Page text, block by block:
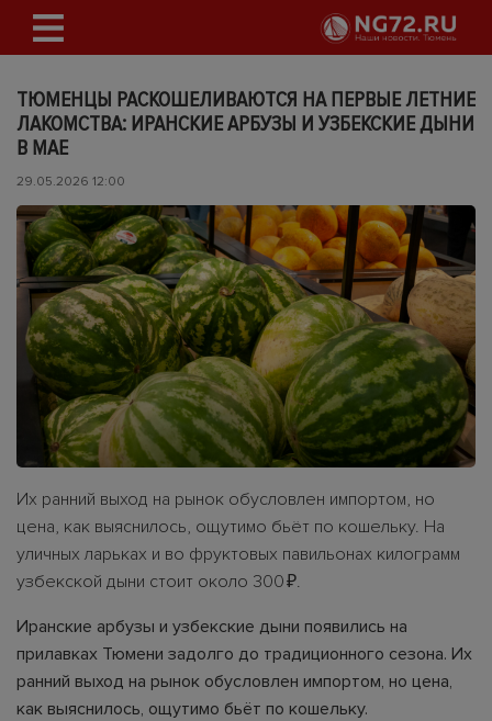
ТЮМЕНЦЫ РАСКОШЕЛИВАЮТСЯ НА ПЕРВЫЕ ЛЕТНИЕ
ЛАКОМСТВА: ИРАНСКИЕ АРБУЗЫ И УЗБЕКСКИЕ ДЫНИ
В МАЕ
29.05.2026 12:00
Их ранний выход на рынок обусловлен импортом, но
цена, как выяснилось, ощутимо бьёт по кошельку. На
уличных ларьках и во фруктовых павильонах килограмм
узбекской дыни стоит около 300 ₽.
Иранские арбузы и узбекские дыни появились на
прилавках Тюмени задолго до традиционного сезона. Их
ранний выход на рынок обусловлен импортом, но цена,
как выяснилось, ощутимо бьёт по кошельку.